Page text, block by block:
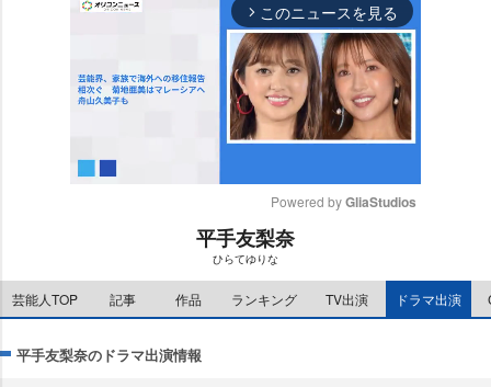
arrow_forward_ios このニュースを見る
e
Powered by GliaStudios
平手友梨奈
ひらてゆりな
芸能人TOP 記事 作品 ランキング TV出演 ドラマ出演
平手友梨奈のドラマ出演情報